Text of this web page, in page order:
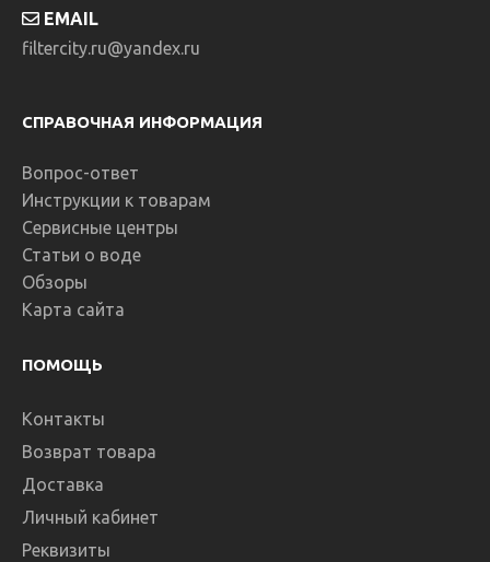
EMAIL
filtercity.ru@yandex.ru
СПРАВОЧНАЯ ИНФОРМАЦИЯ
Вопрос-ответ
Инструкции к товарам
Сервисные центры
Статьи о воде
Обзоры
Карта сайта
ПОМОЩЬ
Контакты
Возврат товара
Доставка
Личный кабинет
Реквизиты